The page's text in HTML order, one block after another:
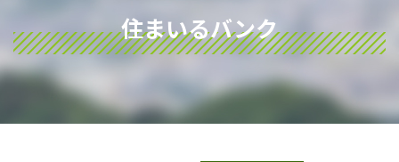
住まいるバンク